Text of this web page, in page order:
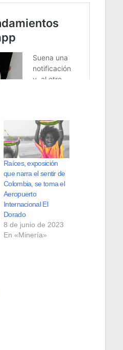
Raíces, exposición
que narra el sentir de
Colombia, se toma el
Aeropuerto
Internacional El
Dorado
8 de junio de 2023
En «Minería»